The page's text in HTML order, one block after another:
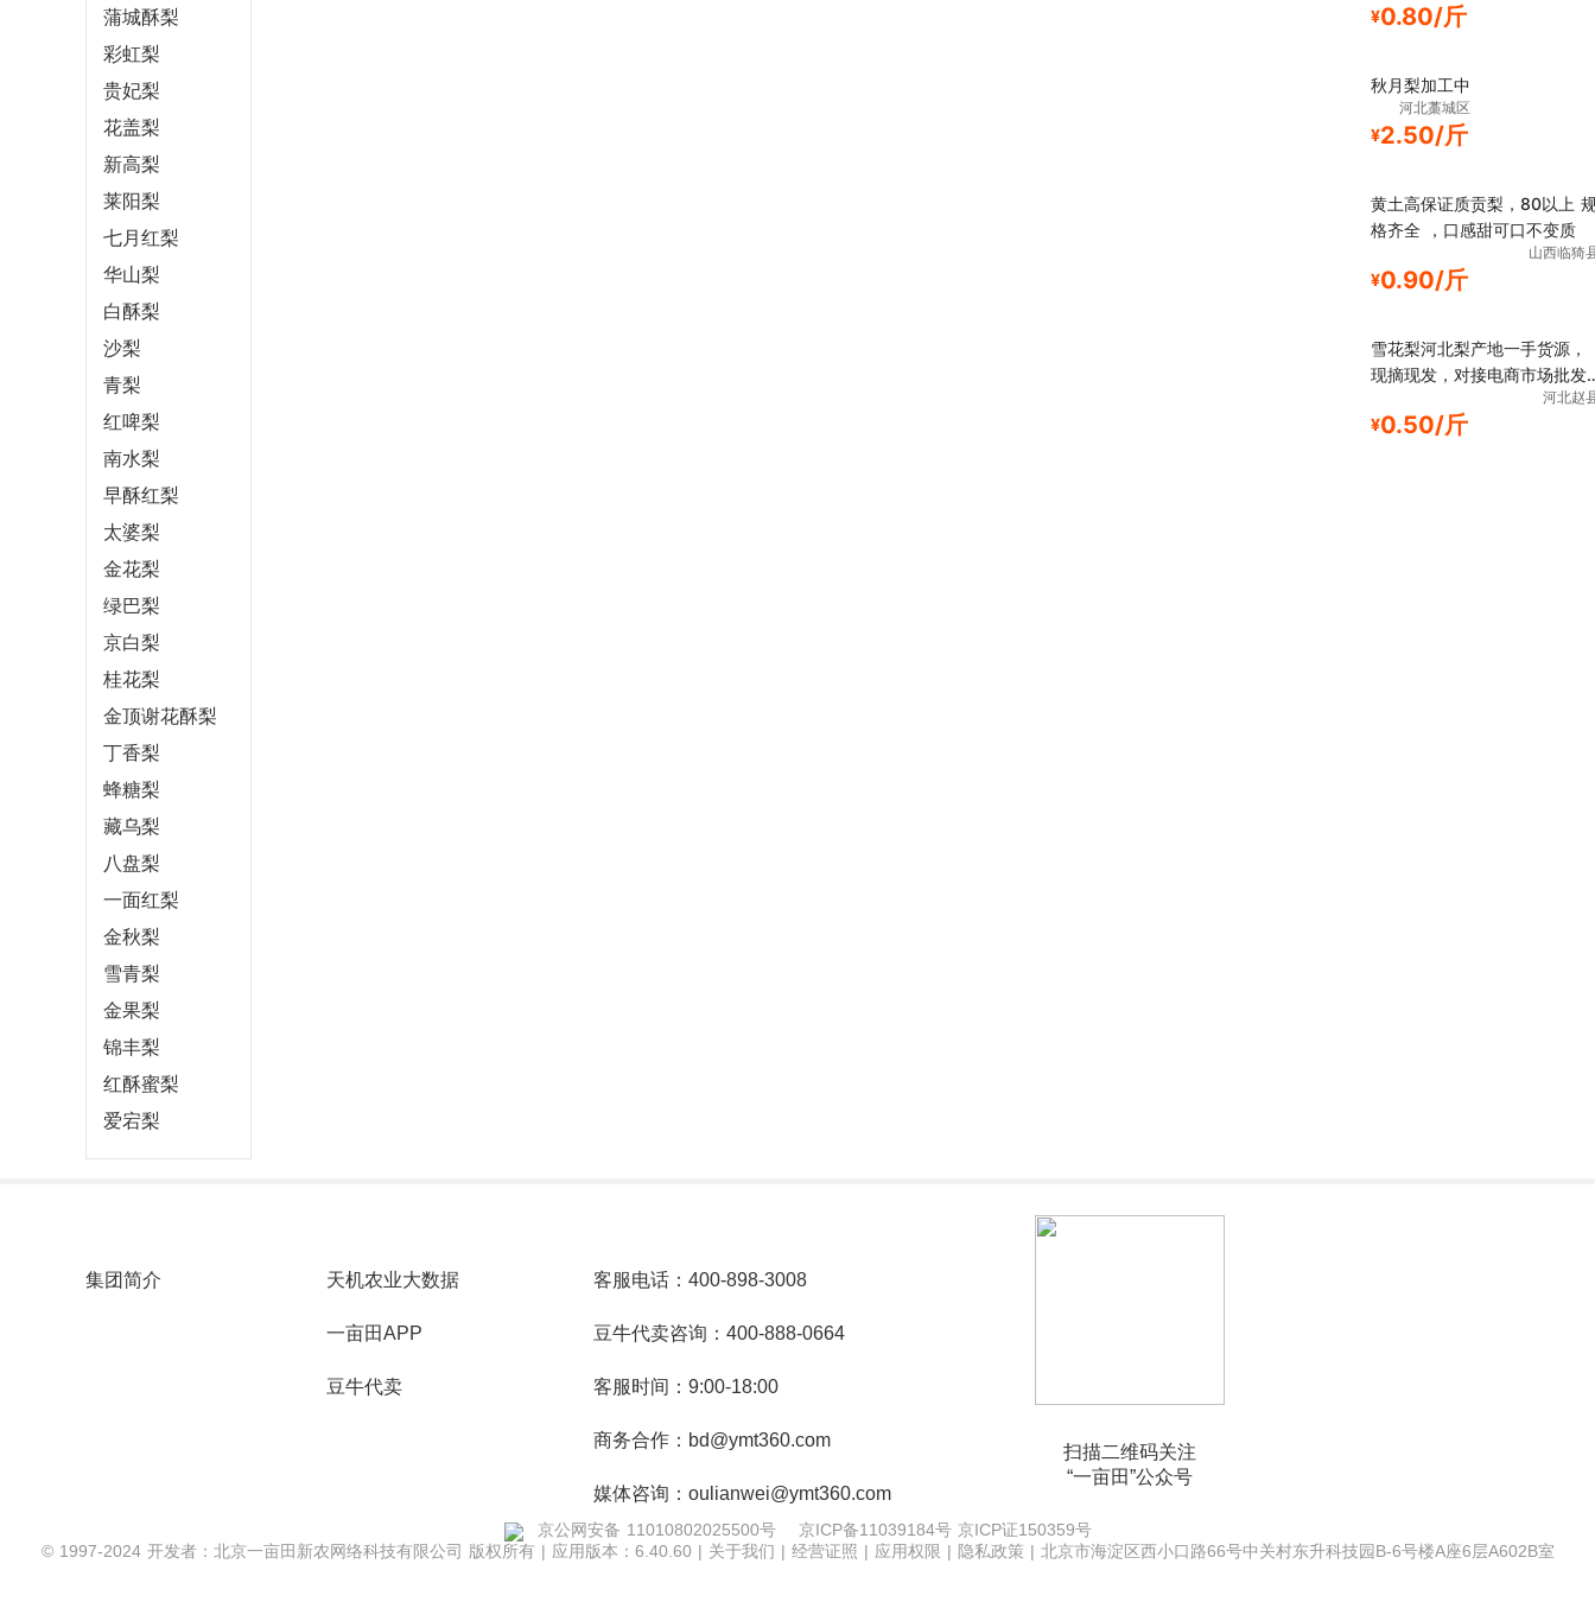
蒲城酥梨
彩虹梨
贵妃梨
花盖梨
新高梨
莱阳梨
七月红梨
华山梨
白酥梨
沙梨
青梨
红啤梨
南水梨
早酥红梨
太婆梨
金花梨
绿巴梨
京白梨
桂花梨
金顶谢花酥梨
丁香梨
蜂糖梨
藏乌梨
八盘梨
一面红梨
金秋梨
雪青梨
金果梨
锦丰梨
红酥蜜梨
爱宕梨
¥0.80/斤
秋月梨加工中
河北藁城区
¥2.50/斤
黄土高保证质贡梨，80以上
格齐全 ，口感甜可口不变质
山西临猗
¥0.90/斤
雪花梨河北梨产地一手货源，
现摘现发，对接电商市场批发
河北赵
¥0.50/斤
集团简介 天机农业大数据
一亩田APP
豆牛代卖
客服电话：400-898-3008
豆牛代卖咨询：400-888-0664
客服时间：9:00-18:00
商务合作：bd@ymt360.com
媒体咨询：oulianwei@ymt360.com
扫描二维码关注
“一亩田”公众号
京公网安备 11010802025500号
京ICP备11039184号 京ICP证150359号
© 1997-2024 开发者：北京一亩田新农网络科技有限公司 版权所有 | 应用版本：6.40.60 | 关于我们 | 经营证照 | 应用权限 | 隐私政策 | 北京市海淀区西小口路66号中关村东升科技园B-6号楼A座6层A602B室